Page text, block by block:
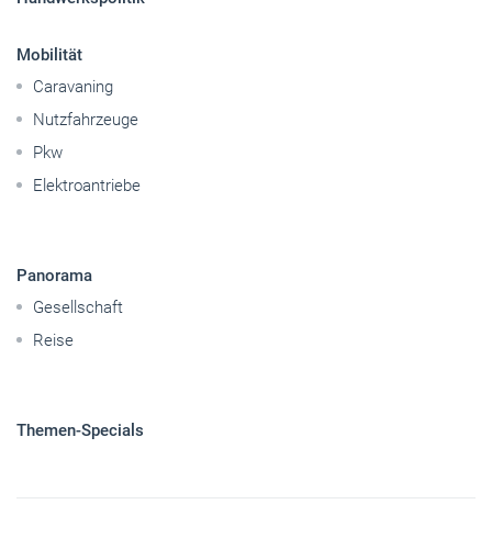
Mobilität
Caravaning
Nutzfahrzeuge
Pkw
Elektroantriebe
Panorama
Gesellschaft
Reise
Themen-Specials